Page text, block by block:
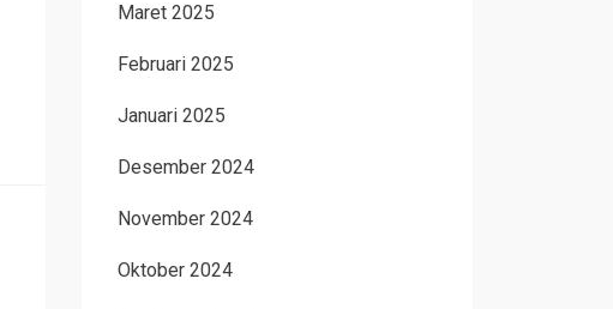
Maret 2025
Februari 2025
Januari 2025
Desember 2024
November 2024
Oktober 2024